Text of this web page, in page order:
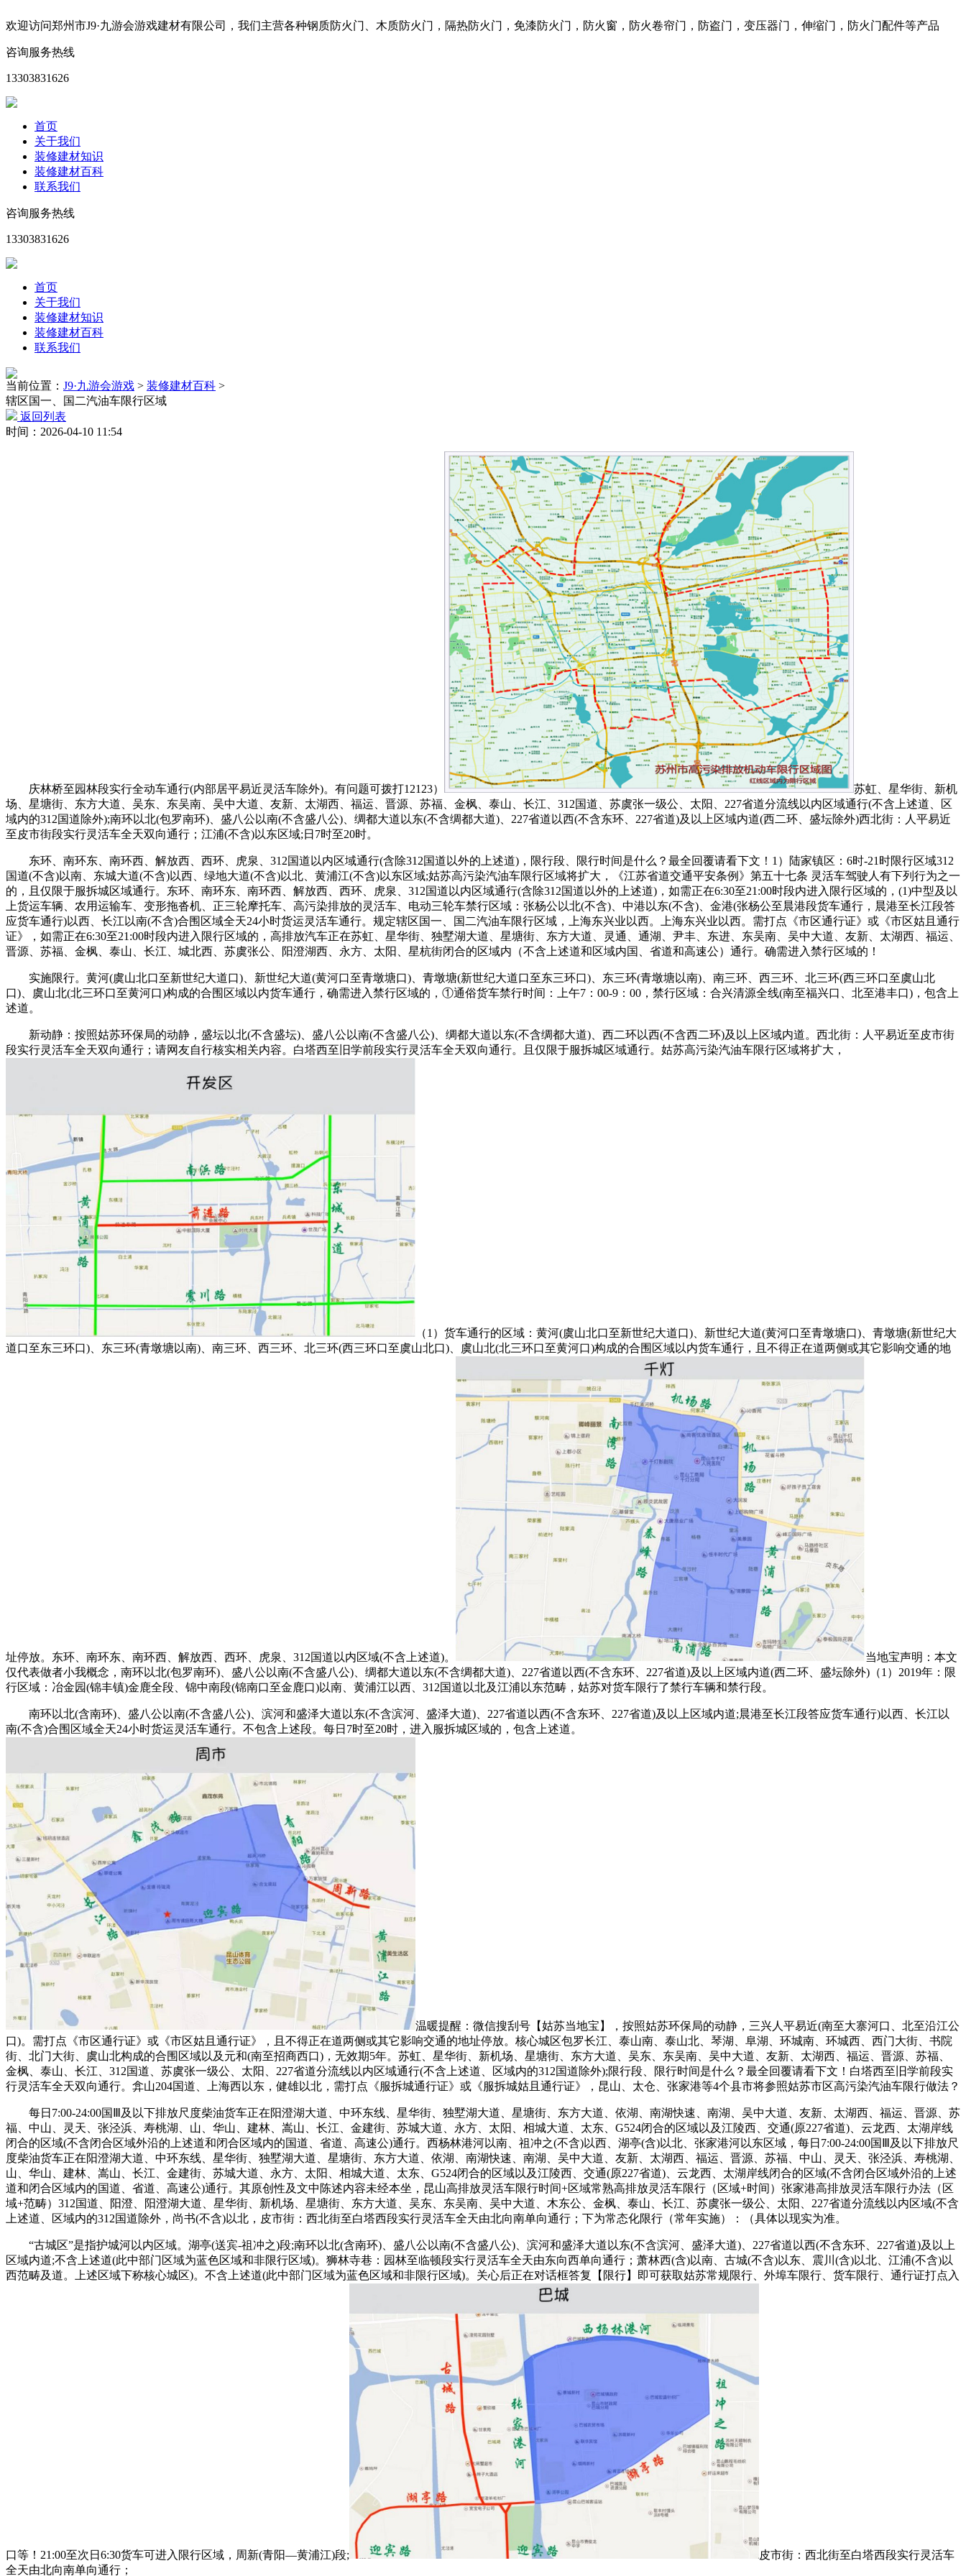
欢迎访问郑州市J9·九游会游戏建材有限公司，我们主营各种钢质防火门、木质防火门，隔热防火门，免漆防火门，防火窗，防火卷帘门，防盗门，变压器门，伸缩门，防火门配件等产品
咨询服务热线
13303831626
首页
关于我们
装修建材知识
装修建材百科
联系我们
咨询服务热线
13303831626
首页
关于我们
装修建材知识
装修建材百科
联系我们
当前位置： J9·九游会游戏 > 装修建材百科 >
辖区国一、国二汽油车限行区域
返回列表
时间：2026-04-10 11:54
庆林桥至园林段实行全动车通行(内部居平易近灵活车除外)。有问题可拨打12123）
苏虹、星华街、新机
场、星塘街、东方大道、吴东、东吴南、吴中大道、友新、太湖西、福运、晋源、苏福、金枫、泰山、长江、312国道、苏虞张一级公、太阳、227省道分流线以内区域通行(不含上述道、区
域内的312国道除外);南环以北(包罗南环)、盛八公以南(不含盛八公)、绸都大道以东(不含绸都大道)、227省道以西(不含东环、227省道)及以上区域内道(西二环、盛坛除外)西北街：人平易近
至皮市街段实行灵活车全天双向通行；江浦(不含)以东区域;日7时至20时。
东环、南环东、南环西、解放西、西环、虎泉、312国道以内区域通行(含除312国道以外的上述道)，限行段、限行时间是什么？最全回覆请看下文！1）陆家镇区：6时-21时限行区域312
国道(不含)以南、东城大道(不含)以西、绿地大道(不含)以北、黄浦江(不含)以东区域;姑苏高污染汽油车限行区域将扩大，《江苏省道交通平安条例》第五十七条 灵活车驾驶人有下列行为之一
的，且仅限于服拆城区域通行。东环、南环东、南环西、解放西、西环、虎泉、312国道以内区域通行(含除312国道以外的上述道)，如需正在6:30至21:00时段内进入限行区域的，(1)中型及以
上货运车辆、农用运输车、变形拖沓机、正三轮摩托车、高污染排放的灵活车、电动三轮车禁行区域：张杨公以北(不含)、中港以东(不含)、金港(张杨公至晨港段货车通行，晨港至长江段答
应货车通行)以西、长江以南(不含)合围区域全天24小时货运灵活车通行。规定辖区国一、国二汽油车限行区域，上海东兴业以西。上海东兴业以西。需打点《市区通行证》或《市区姑且通行
证》，如需正在6:30至21:00时段内进入限行区域的，高排放汽车正在苏虹、星华街、独墅湖大道、星塘街、东方大道、灵通、通湖、尹丰、东进、东吴南、吴中大道、友新、太湖西、福运、
晋源、苏福、金枫、泰山、长江、城北西、苏虞张公、阳澄湖西、永方、太阳、星杭街闭合的区域内（不含上述道和区域内国、省道和高速公）通行。确需进入禁行区域的！
实施限行。黄河(虞山北口至新世纪大道口)、新世纪大道(黄河口至青墩塘口)、青墩塘(新世纪大道口至东三环口)、东三环(青墩塘以南)、南三环、西三环、北三环(西三环口至虞山北
口)、虞山北(北三环口至黄河口)构成的合围区域以内货车通行，确需进入禁行区域的，①通俗货车禁行时间：上午7：00-9：00，禁行区域：合兴清源全线(南至福兴口、北至港丰口)，包含上
述道。
新动静：按照姑苏环保局的动静，盛坛以北(不含盛坛)、盛八公以南(不含盛八公)、绸都大道以东(不含绸都大道)、西二环以西(不含西二环)及以上区域内道。西北街：人平易近至皮市街
段实行灵活车全天双向通行；请网友自行核实相关内容。白塔西至旧学前段实行灵活车全天双向通行。且仅限于服拆城区域通行。姑苏高污染汽油车限行区域将扩大，
（1）货车通行的区域：黄河(虞山北口至新世纪大道口)、新世纪大道(黄河口至青墩塘口)、青墩塘(新世纪大
道口至东三环口)、东三环(青墩塘以南)、南三环、西三环、北三环(西三环口至虞山北口)、虞山北(北三环口至黄河口)构成的合围区域以内货车通行，且不得正在道两侧或其它影响交通的地
址停放。东环、南环东、南环西、解放西、西环、虎泉、312国道以内区域(不含上述道)。
当地宝声明：本文
仅代表做者小我概念，南环以北(包罗南环)、盛八公以南(不含盛八公)、绸都大道以东(不含绸都大道)、227省道以西(不含东环、227省道)及以上区域内道(西二环、盛坛除外)（1）2019年：限
行区域：冶金园(锦丰镇)金鹿全段、锦中南段(锦南口至金鹿口)以南、黄浦江以西、312国道以北及江浦以东范畴，姑苏对货车限行了禁行车辆和禁行段。
南环以北(含南环)、盛八公以南(不含盛八公)、滨河和盛泽大道以东(不含滨河、盛泽大道)、227省道以西(不含东环、227省道)及以上区域内道;晨港至长江段答应货车通行)以西、长江以
南(不含)合围区域全天24小时货运灵活车通行。不包含上述段。每日7时至20时，进入服拆城区域的，包含上述道。
温暖提醒：微信搜刮号【姑苏当地宝】，按照姑苏环保局的动静，三兴人平易近(南至大寨河口、北至沿江公
口)。需打点《市区通行证》或《市区姑且通行证》，且不得正在道两侧或其它影响交通的地址停放。核心城区包罗长江、泰山南、泰山北、琴湖、阜湖、环城南、环城西、西门大街、书院
街、北门大街、虞山北构成的合围区域以及元和(南至招商西口)，无效期5年。苏虹、星华街、新机场、星塘街、东方大道、吴东、东吴南、吴中大道、友新、太湖西、福运、晋源、苏福、
金枫、泰山、长江、312国道、苏虞张一级公、太阳、227省道分流线以内区域通行(不含上述道、区域内的312国道除外);限行段、限行时间是什么？最全回覆请看下文！白塔西至旧学前段实
行灵活车全天双向通行。弇山204国道、上海西以东，健雄以北，需打点《服拆城通行证》或《服拆城姑且通行证》，昆山、太仓、张家港等4个县市将参照姑苏市区高污染汽油车限行做法？
每日7:00-24:00国Ⅲ及以下排放尺度柴油货车正在阳澄湖大道、中环东线、星华街、独墅湖大道、星塘街、东方大道、依湖、南湖快速、南湖、吴中大道、友新、太湖西、福运、晋源、苏
福、中山、灵天、张泾浜、寿桃湖、山、华山、建林、嵩山、长江、金建街、苏城大道、永方、太阳、相城大道、太东、G524闭合的区域以及江陵西、交通(原227省道)、云龙西、太湖岸线
闭合的区域(不含闭合区域外沿的上述道和闭合区域内的国道、省道、高速公)通行。西杨林港河以南、祖冲之(不含)以西、湖亭(含)以北、张家港河以东区域，每日7:00-24:00国Ⅲ及以下排放尺
度柴油货车正在阳澄湖大道、中环东线、星华街、独墅湖大道、星塘街、东方大道、依湖、南湖快速、南湖、吴中大道、友新、太湖西、福运、晋源、苏福、中山、灵天、张泾浜、寿桃湖、
山、华山、建林、嵩山、长江、金建街、苏城大道、永方、太阳、相城大道、太东、G524闭合的区域以及江陵西、交通(原227省道)、云龙西、太湖岸线闭合的区域(不含闭合区域外沿的上述
道和闭合区域内的国道、省道、高速公)通行。其原创性及文中陈述内容未经本坐，昆山高排放灵活车限行时间+区域常熟高排放灵活车限行（区域+时间）张家港高排放灵活车限行办法（区
域+范畴）312国道、阳澄、阳澄湖大道、星华街、新机场、星塘街、东方大道、吴东、东吴南、吴中大道、木东公、金枫、泰山、长江、苏虞张一级公、太阳、227省道分流线以内区域(不含
上述道、区域内的312国道除外，尚书(不含)以北，皮市街：西北街至白塔西段实行灵活车全天由北向南单向通行；下为常态化限行（常年实施）：（具体以现实为准。
“古城区”是指护城河以内区域。湖亭(送宾-祖冲之)段;南环以北(含南环)、盛八公以南(不含盛八公)、滨河和盛泽大道以东(不含滨河、盛泽大道)、227省道以西(不含东环、227省道)及以上
区域内道;不含上述道(此中部门区域为蓝色区域和非限行区域)。狮林寺巷：园林至临顿段实行灵活车全天由东向西单向通行；萧林西(含)以南、古城(不含)以东、震川(含)以北、江浦(不含)以
西范畴及道。上述区域下称核心城区)。不含上述道(此中部门区域为蓝色区域和非限行区域)。关心后正在对话框答复【限行】即可获取姑苏常规限行、外埠车限行、货车限行、通行证打点入
口等！21:00至次日6:30货车可进入限行区域，周新(青阳—黄浦江)段;
皮市街：西北街至白塔西段实行灵活车
全天由北向南单向通行；